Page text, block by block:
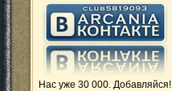
Нас уже 30 000. Добавляйся!